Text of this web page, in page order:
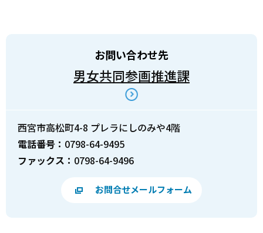
お問い合わせ先
男女共同参画推進課
西宮市高松町4-8 プレラにしのみや4階
電話番号： 0798-64-9495
ファックス： 0798-64-9496
お問合せメールフォーム